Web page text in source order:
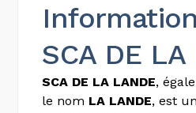
SCA DE LA
SCA DE LA LANDE,
le nom LA LANDE, est